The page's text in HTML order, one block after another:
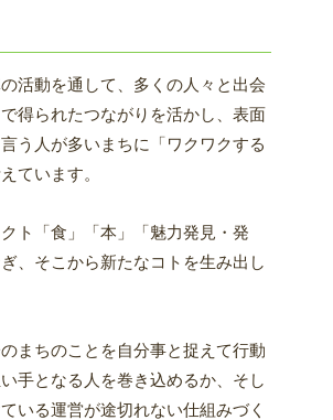
活動を通して、多くの人々と出会
得られたつながりを活かし、表面
う人が多いまちに「ワクワクする
ています。
ト「食」「本」「魅力発見・発
、そこから新たなコトを生み出し
まちのことを自分事と捉えて行動
手となる人を巻き込めるか、そし
いる運営が途切れない仕組みづく